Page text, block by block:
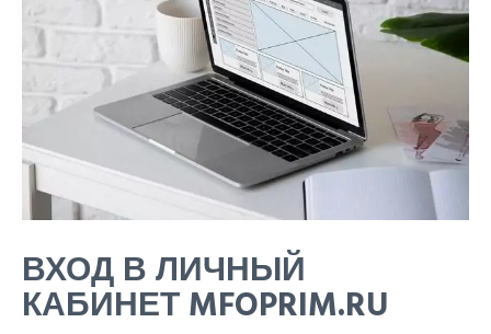
ВХОД В ЛИЧНЫЙ
КАБИНЕТ MFOPRIM.RU